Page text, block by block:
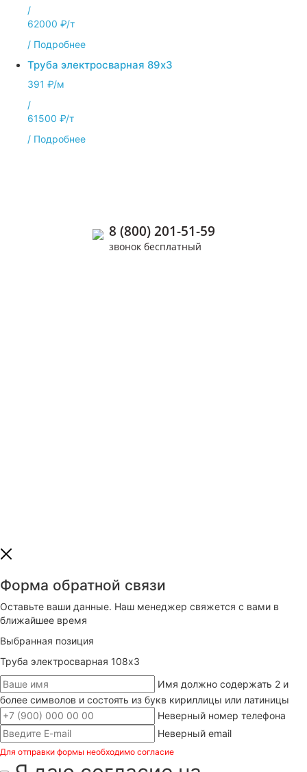
/
62000 ₽/т
/ Подробнее
Труба электросварная 89х3
391 ₽/м
/
61500 ₽/т
/ Подробнее
8 (800) 201-51-59
звонок бесплатный
Форма обратной связи
Оставьте ваши данные. Наш менеджер свяжется с вами в
ближайшее время
Выбранная позиция
Труба электросварная 108х3
Имя должно содержать 2 и
более символов и состоять из букв кириллицы или латиницы
Неверный номер телефона
Неверный email
Для отправки формы необходимо согласие